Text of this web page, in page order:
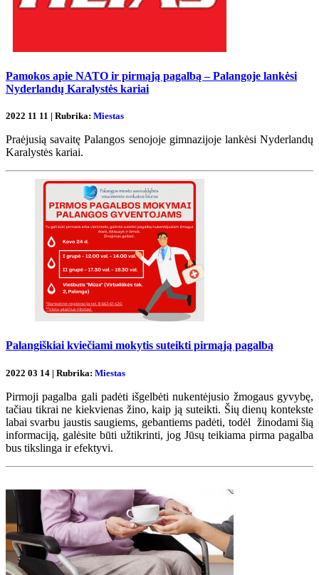
Pamokos apie NATO ir pirmąją pagalbą – Palangoje lankėsi
Nyderlandų Karalystės kariai
2022 11 11 | Rubrika: Miestas
Praėjusią savaitę Palangos senojoje gimnazijoje lankėsi Nyderlandų
Karalystės kariai.
Palangiškiai kviečiami mokytis suteikti pirmąją pagalbą
2022 03 14 | Rubrika: Miestas
Pirmoji pagalba gali padėti išgelbėti nukentėjusio žmogaus gyvybę,
tačiau tikrai ne kiekvienas žino, kaip ją suteikti. Šių dienų kontekste
labai svarbu jaustis saugiems, gebantiems padėti, todėl žinodami šią
informaciją, galėsite būti užtikrinti, jog Jūsų teikiama pirma pagalba
bus tikslinga ir efektyvi.